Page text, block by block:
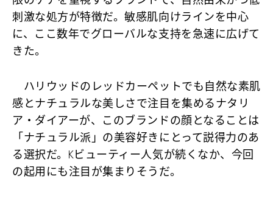
刺激な処方が特徴だ。敏感肌向けラインを中心
に、ここ数年でグローバルな支持を急速に広げて
きた。
ハリウッドのレッドカーペットでも自然な素肌
感とナチュラルな美しさで注目を集めるナタリ
ア・ダイアーが、このブランドの顔となることは
「ナチュラル派」の美容好きにとって説得力のあ
る選択だ。Kビューティー人気が続くなか、今回
の起用にも注目が集まりそうだ。